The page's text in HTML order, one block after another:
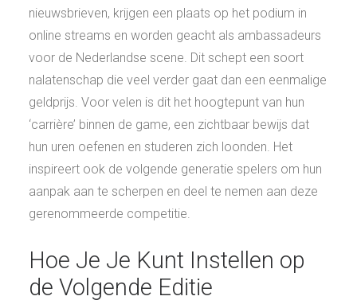
nieuwsbrieven, krijgen een plaats op het podium in
online streams en worden geacht als ambassadeurs
voor de Nederlandse scene. Dit schept een soort
nalatenschap die veel verder gaat dan een eenmalige
geldprijs. Voor velen is dit het hoogtepunt van hun
‘carrière’ binnen de game, een zichtbaar bewijs dat
hun uren oefenen en studeren zich loonden. Het
inspireert ook de volgende generatie spelers om hun
aanpak aan te scherpen en deel te nemen aan deze
gerenommeerde competitie.
Hoe Je Je Kunt Instellen op
de Volgende Editie